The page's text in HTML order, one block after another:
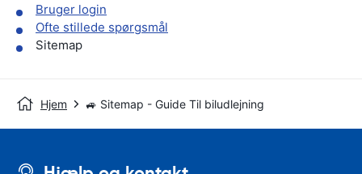
Bruger login
Ofte stillede spørgsmål
Sitemap
Hjem 🚙 Sitemap - Guide Til biludlejning